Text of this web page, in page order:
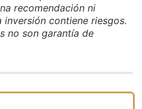
recomendación ni
contiene riesgos.
no son garantía de